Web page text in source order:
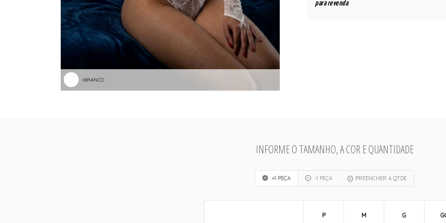
>BRANCO
para revenda
INFORME O TAMANHO, A COR E QUANTIDADE
+1 PEÇA -1 PEÇA PREENCHER A QTDE
P M G